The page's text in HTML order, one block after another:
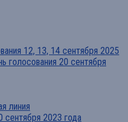
12, 13, 14 сентября 2025
голосования 20 сентября
линия
сентября 2023 года